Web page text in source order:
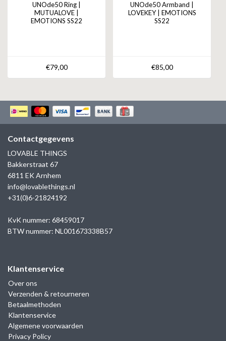
UNOde50 Ring |
MUTUALOVE |
EMOTIONS SS22
€79,00
UNOde50 Armband |
LOVEKEY | EMOTIONS
SS22
€85,00
Contactgegevens
LOVABLE THINGS
Bakkerstraat 67
6811 EK Arnhem
info@lovablethings.nl
+31(0)6-21824192
KvK nummer: 68459017
BTW nummer: NL001673338B57
Klantenservice
Over ons
Verzenden & retourneren
Betaalmethoden
Klantenservice
Algemene voorwaarden
Privacy Policy